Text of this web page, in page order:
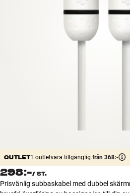
INSPIRATION
Logga in
Kundtjänst
Bygg med ljud
Företag
OUTLET1 outletvara tillgänglig från 368:-
298:-/ ST.
Prisvänlig subbaskabel med dubbel